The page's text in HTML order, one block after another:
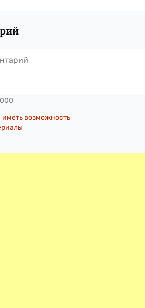
иметь возможность